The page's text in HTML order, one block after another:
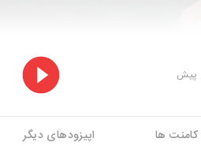
کامنت ها اپیزودهای دیگر